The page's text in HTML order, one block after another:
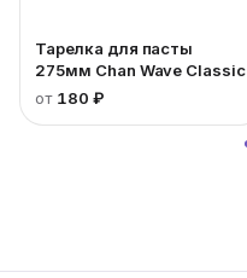
Тарелка для пасты
275мм Chan Wave Classic
от 180 ₽